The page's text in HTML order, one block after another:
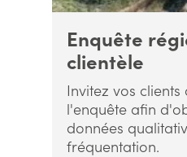
Enquête
clientèle
Invitez vos
l'enquête afin
données
fréquentation.